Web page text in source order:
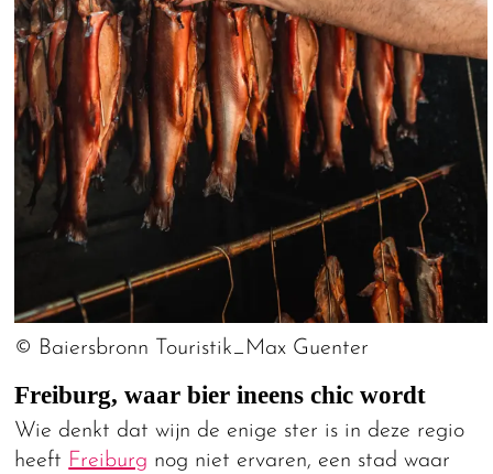
© Baiersbronn Touristik_Max Guenter
Freiburg, waar bier ineens chic wordt
Wie denkt dat wijn de enige ster is in deze regio
heeft Freiburg nog niet ervaren, een stad waar